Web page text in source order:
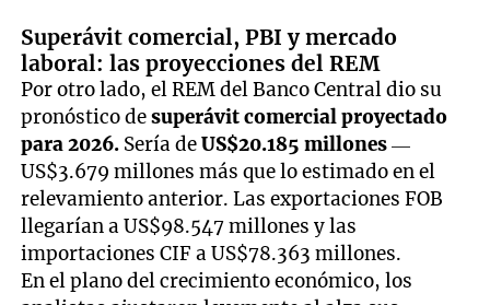
Superávit comercial, PBI y mercado
laboral: las proyecciones del REM
Por otro lado, el REM del Banco Central dio su
pronóstico desuperávit comercial proyectado
para 2026. Sería deUS$20.185 millones—
US$3.679 millones más que lo estimado en el
relevamiento anterior. Las exportaciones FOB
llegarían a US$98.547 millones y las
importaciones CIF a US$78.363 millones.
En el plano del crecimiento económico, los